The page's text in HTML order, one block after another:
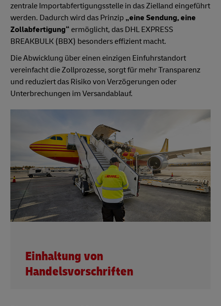
zentrale Importabfertigungsstelle in das Zielland eingeführt
werden. Dadurch wird das Prinzip „eine Sendung, eine
Zollabfertigung“ ermöglicht, das DHL EXPRESS
BREAKBULK (BBX) besonders effizient macht.
Die Abwicklung über einen einzigen Einfuhrstandort
vereinfacht die Zollprozesse, sorgt für mehr Transparenz
und reduziert das Risiko von Verzögerungen oder
Unterbrechungen im Versandablauf.
Einhaltung von
Handelsvorschriften